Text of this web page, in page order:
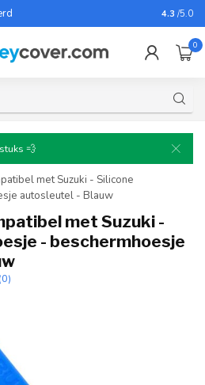
Voor
4.3 /5.0
0
💨
met Suzuki - Silicone
autosleutel - Blauw
met Suzuki -
- beschermhoesje
(0)